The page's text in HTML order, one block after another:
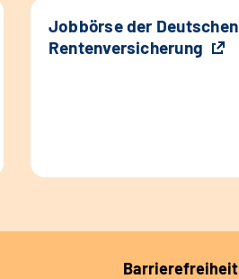
Jobbörse der Deutschen
Rentenversicherung
Barrierefreiheit